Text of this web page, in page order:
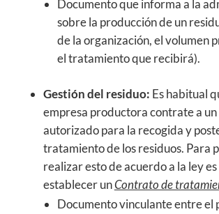
Documento que informa a la
sobre la producción de un
de la organización, el volumen
el tratamiento que recibirá).
Gestión del residuo: Es habitual
empresa productora contrate a
autorizado para la recogida y
tratamiento de los residuos. Para
realizar esto de acuerdo a la ley
establecer unContrato de
Documento vinculante entre el